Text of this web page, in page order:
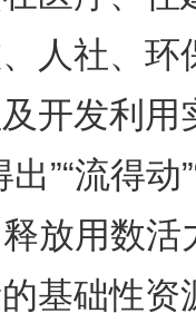
人社、环
开发利用
”“流得动
释放用数活
基础性资